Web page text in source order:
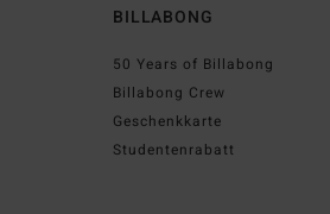
BILLABONG
50 Years of Billabong
Billabong Crew
Geschenkkarte
Studentenrabatt